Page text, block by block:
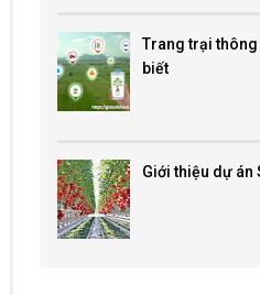
Trang trại
biết
Giới thiệu dự án